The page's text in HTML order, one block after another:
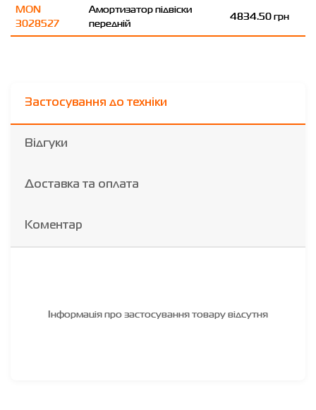
MON
3028527
Амортизатор підвіски
передній
4834.50 грн
Застосування до техніки
Відгуки
Доставка та оплата
Коментар
Інформація про застосування товару відсутня